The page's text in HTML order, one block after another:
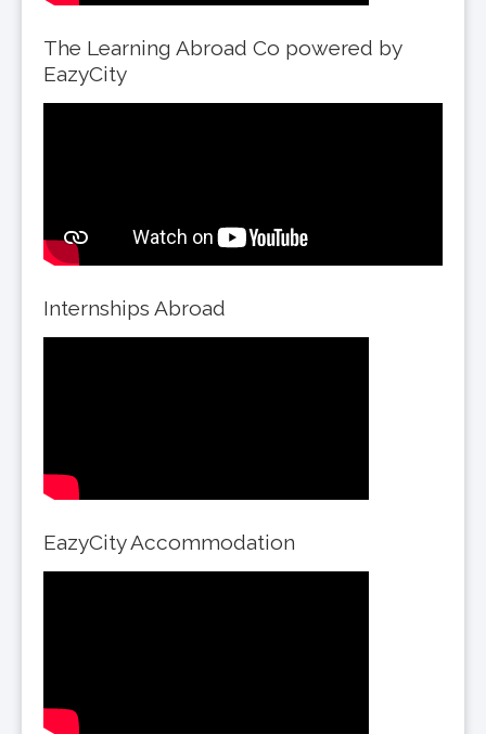
The Learning Abroad Co powered by
EazyCity
Internships Abroad
EazyCity Accommodation